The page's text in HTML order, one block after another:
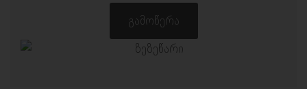
ᲒᲐᲛᲝᲬᲔᲠᲐ